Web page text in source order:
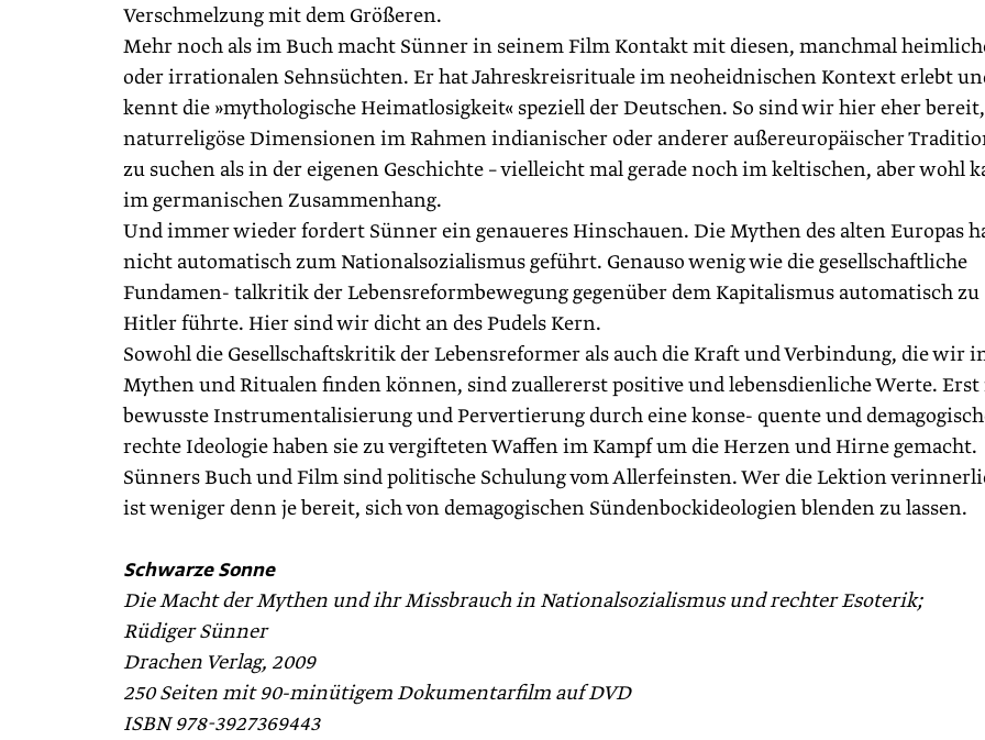
Verschmelzung mit dem Größeren.
Mehr noch als im Buch macht Sünner in seinem Film Kontakt mit diesen, manchmal
oder irrationalen Sehnsüchten. Er hat Jahreskreisrituale im neoheidnischen Kontext erlebt
kennt die »mythologische Heimatlosigkeit« speziell der Deutschen. So sind wir hier eher bereit,
naturreligöse Dimensionen im Rahmen indianischer oder anderer außereuropäischer
zu suchen als in der eigenen Geschichte – vielleicht mal gerade noch im keltischen, aber wohl
im germanischen Zusammenhang.
Und immer wieder fordert Sünner ein genaueres Hinschauen. Die Mythen des alten Europas
nicht automatisch zum Nationalsozialismus geführt. Genauso wenig wie die gesellschaftliche
Fundamen- talkritik der Lebensreformbewegung gegenüber dem Kapitalismus automatisch zu
Hitler führte. Hier sind wir dicht an des Pudels Kern.
Sowohl die Gesellschaftskritik der Lebensreformer als auch die Kraft und Verbindung, die wir
Mythen und Ritualen finden können, sind zuallererst positive und lebensdienliche Werte.
bewusste Instrumentalisierung und Pervertierung durch eine konse- quente und
rechte Ideologie haben sie zu vergifteten Waffen im Kampf um die Herzen und Hirne gemacht.
Sünners Buch und Film sind politische Schulung vom Allerfeinsten. Wer die Lektion
ist weniger denn je bereit, sich von demagogischen Sündenbockideologien blenden zu lassen.
Schwarze Sonne
Die Macht der Mythen und ihr Missbrauch in Nationalsozialismus und rechter Esoterik;
Rüdiger Sünner
Drachen Verlag, 2009
250 Seiten mit 90-minütigem Dokumentarfilm auf DVD
ISBN 978-3927369443